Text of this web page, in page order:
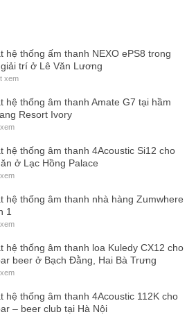
hệ thống ấm thanh NEXO ePS8 trong
trí ở Lê Văn Lương
xem
hệ thống âm thanh Amate G7 tại hầm
Resort Ivory
hệ thống âm thanh 4Acoustic Si12 cho
ở Lạc Hồng Palace
hệ thống âm thanh nhà hàng Zumwhere
1
hệ thống âm thanh loa Kuledy CX12 cho
beer ở Bạch Đằng, Hai Bà Trưng
hệ thống âm thanh 4Acoustic 112K cho
– beer club tại Hà Nội